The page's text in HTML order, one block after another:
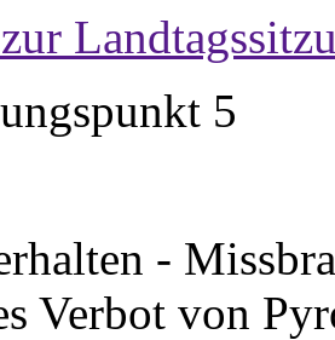
5
-
Verbot von